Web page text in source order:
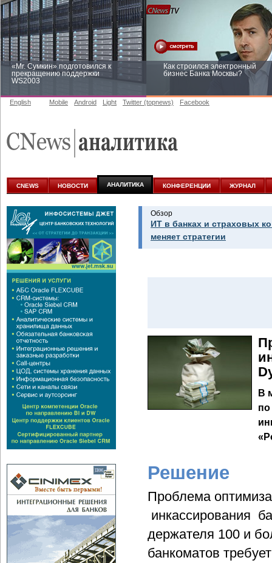
«Mr. Сумкин» подготовился к
прекращению поддержки
WS2003
Как строился электронный
бизнес Банка Москвы?
аналитике
English Mobile Android Light Twitter (topnews) Facebook
CNEWS НОВОСТИ АНАЛИТИКА КОНФЕРЕНЦИИ ЖУРНАЛ
Обзор
ИТ в банках и страховых
меняет стратегии
В
Решение
Проблема
инкассирования
держателя 100 и
банкоматов